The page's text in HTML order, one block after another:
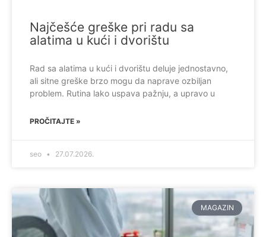
Najčešće greške pri radu sa
alatima u kući i dvorištu
Rad sa alatima u kući i dvorištu deluje jednostavno,
ali sitne greške brzo mogu da naprave ozbiljan
problem. Rutina lako uspava pažnju, a upravo u
PROČITAJTE »
seo 27.07.2026.
MAGAZIN